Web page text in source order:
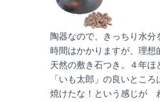
陶器なので、きっちり水分
時間はかかりますが、理
天然の敷き石つき。４年ほ
「いも太郎」の良いところ
焼けたな！という感じが